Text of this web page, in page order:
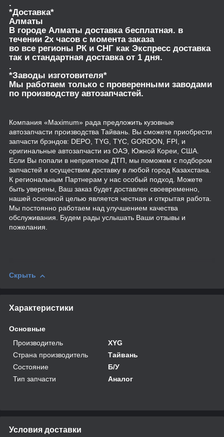
.
*Доставка*
Алматы
В городе Алматы доставка бесплатная. в
течении 2х часов с момента заказа
во все регионы РК и СНГ как Экспресс доставка
так и стандартная доставка от 1 дня.
.
*Заводы изготовителя*
Мы работаем только с проверенными заводами
по производству автозапчастей.
Компания «Maximum» рада предложить кузовные
автозапчасти производства Тайвань. Вы сможете приобрести
запчасти брэндов: DEPO, TYG, TYC, GORDON, FPI, и
оригинальные автозапчасти из ОАЭ, Южной Кореи, США.
Если Вы попали в неприятное ДТП, мы поможем с подбором
запчастей и осуществим доставку в любой город Казахстана.
К региональным Партнерам у нас особый подход. Можете
быть уверены, Ваш заказ будет доставлен своевременно,
нашей основной целью является честная и открытая работа.
Мы постоянно работаем над улучшением качества
обслуживания. Будем рады услышать Ваши отзывы и
пожелания.
Скрыть
Характеристики
Основные
Производитель
XYG
Страна производитель
Тайвань
Состояние
Б/У
Тип запчасти
Аналог
Условия доставки